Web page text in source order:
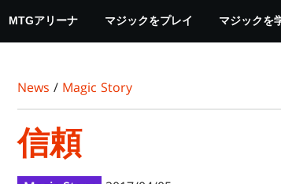
MTGアリーナ マジックをプレイ マジックを
News / Magic Story
信頼